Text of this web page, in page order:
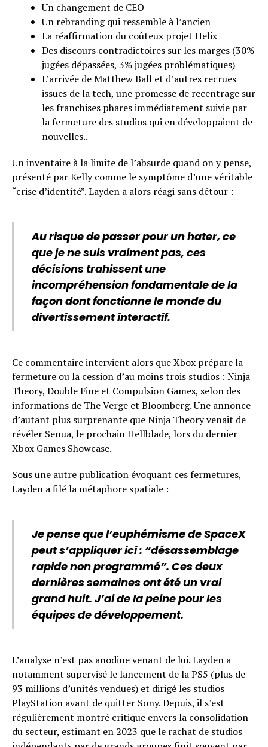
Un changement de CEO
Un rebranding qui ressemble à l’ancien
La réaffirmation du coûteux projet Helix
Des discours contradictoires sur les marges (30%
jugées dépassées, 3% jugées problématiques)
L’arrivée de Matthew Ball et d’autres recrues
issues de la tech, une promesse de recentrage sur
les franchises phares immédiatement suivie par
la fermeture des studios qui en développaient de
nouvelles..
Un inventaire à la limite de l’absurde quand on y pense,
présenté par Kelly comme le symptôme d’une véritable
“crise d’identité”. Layden a alors réagi sans détour :
Au risque de passer pour un hater, ce
que je ne suis vraiment pas, ces
décisions trahissent une
incompréhension fondamentale de la
façon dont fonctionne le monde du
divertissement interactif.
Ce commentaire intervient alors que Xbox préparela
fermeture ou la cession d’au moins trois studios : Ninja
Theory, Double Fine et Compulsion Games, selon des
informations de The Verge et Bloomberg. Une annonce
d’autant plus surprenante que Ninja Theory venait de
révéler Senua, le prochain Hellblade, lors du dernier
Xbox Games Showcase.
Sous une autre publication évoquant ces fermetures,
Layden a filé la métaphore spatiale :
Je pense que l’euphémisme de SpaceX
peut s’appliquer ici : “désassemblage
rapide non programmé”. Ces deux
dernières semaines ont été un vrai
grand huit. J’ai de la peine pour les
équipes de développement.
L’analyse n’est pas anodine venant de lui. Layden a
notamment supervisé le lancement de la PS5 (plus de
93 millions d’unités vendues) et dirigé les studios
PlayStation avant de quitter Sony. Depuis, il s’est
régulièrement montré critique envers la consolidation
du secteur, estimant en 2023 que le rachat de studios